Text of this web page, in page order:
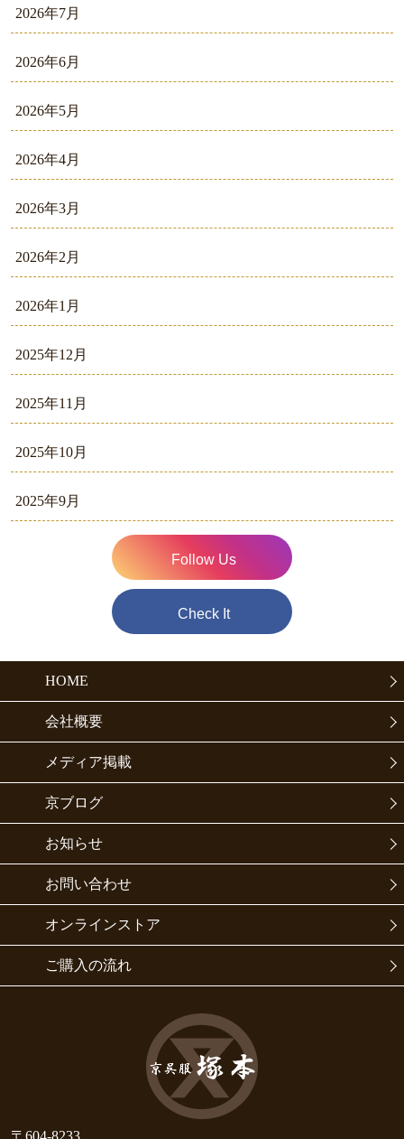
2026年7月
2026年6月
2026年5月
2026年4月
2026年3月
2026年2月
2026年1月
2025年12月
2025年11月
2025年10月
2025年9月
Follow Us
Check It
HOME
会社概要
メディア掲載
京ブログ
お知らせ
お問い合わせ
オンラインストア
ご購入の流れ